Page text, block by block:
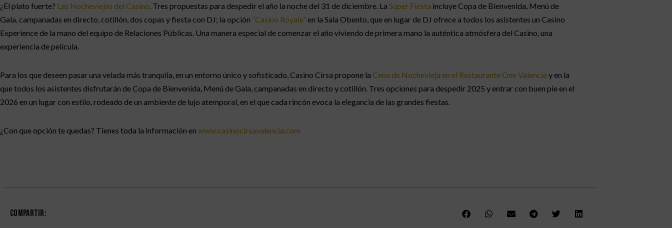
¿El plato fuerte? Las Nocheviejas del Casino. Tres propuestas para despedir el año la noche del 31 de diciembre. La Súper Fiesta incluye Copa de Bienvenida, Menú de
Gala, campanadas en directo, cotillón, dos copas y fiesta con DJ; la opción “Casino Royale” en la Sala Obento, que en lugar de DJ ofrece a todos los asistentes un Casino
Experience de la mano del equipo de Relaciones Públicas. Una manera especial de comenzar el año viviendo de primera mano la auténtica atmósfera del Casino, una
experiencia de película.
Para los que deseen pasar una velada más tranquila, en un entorno único y sofisticado, Casino Cirsa propone la Cena de Nochevieja en el Restaurante One Valencia y en la
que todos los asistentes disfrutarán de Copa de Bienvenida, Menú de Gala, campanadas en directo y cotillón. Tres opciones para despedir 2025 y entrar con buen pie en el
2026 en un lugar con estilo, rodeado de un ambiente de lujo atemporal, en el que cada rincón evoca la elegancia de las grandes fiestas.
¿Con que opción te quedas? Tienes toda la información en www.casinocirsavalencia.com
Compartir: